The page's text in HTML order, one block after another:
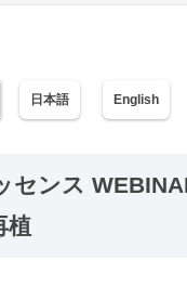
日本語 English
センス
植